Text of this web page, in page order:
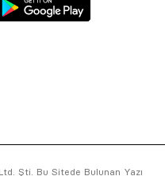
Şti. Bu Sitede Bulunan Yazı
Ltd. Şti. Bu Sitede Bulunan
tasarlanmış ve